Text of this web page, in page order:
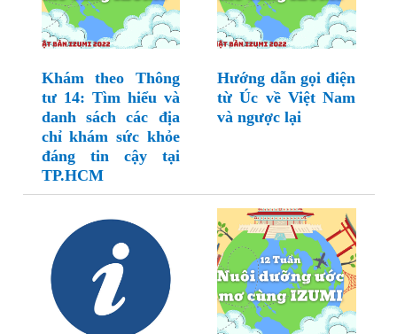
Khám theo Thông
tư 14: Tìm hiểu và
danh sách các địa
chỉ khám sức khỏe
đáng tin cậy tại
TP.HCM
Hướng dẫn gọi điện
từ Úc về Việt Nam
và ngược lại